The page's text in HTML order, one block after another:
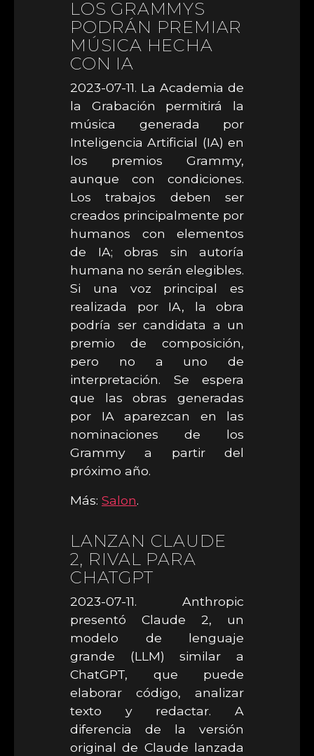
LOS GRAMMYS
PODRÁN PREMIAR
MÚSICA HECHA
CON IA
2023-07-11. La Academia de
la Grabación permitirá la
música generada por
Inteligencia Artificial (IA) en
los premios Grammy,
aunque con condiciones.
Los trabajos deben ser
creados principalmente por
humanos con elementos
de IA; obras sin autoría
humana no serán elegibles.
Si una voz principal es
realizada por IA, la obra
podría ser candidata a un
premio de composición,
pero no a uno de
interpretación. Se espera
que las obras generadas
por IA aparezcan en las
nominaciones de los
Grammy a partir del
próximo año.
Más: Salon.
LANZAN CLAUDE
2, RIVAL PARA
CHATGPT
2023-07-11. Anthropic
presentó Claude 2, un
modelo de lenguaje
grande (LLM) similar a
ChatGPT, que puede
elaborar código, analizar
texto y redactar. A
diferencia de la versión
original de Claude lanzada